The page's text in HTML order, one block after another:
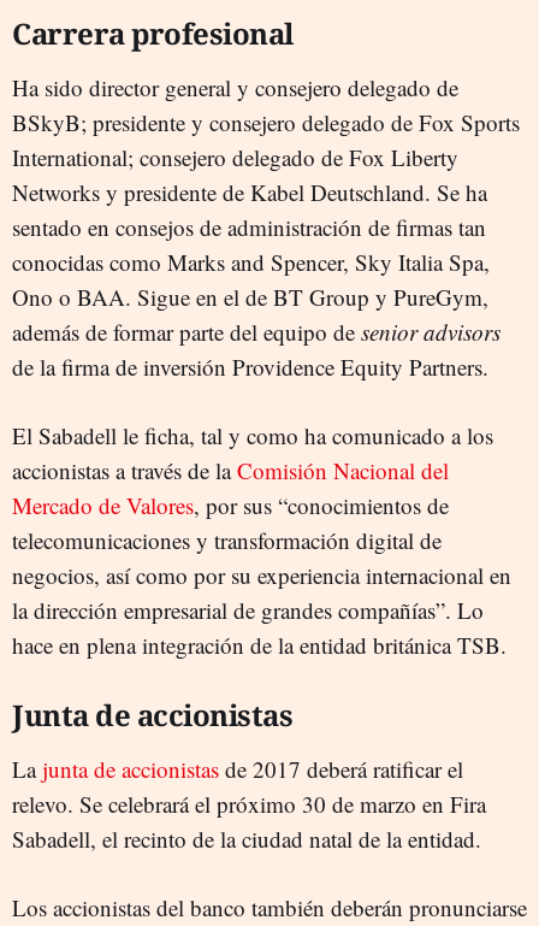
Carrera profesional
Ha sido director general y consejero delegado de
BSkyB; presidente y consejero delegado de Fox Sports
International; consejero delegado de Fox Liberty
Networks y presidente de Kabel Deutschland. Se ha
sentado en consejos de administración de firmas tan
conocidas como Marks and Spencer, Sky Italia Spa,
Ono o BAA. Sigue en el de BT Group y PureGym,
además de formar parte del equipo de senior advisors
de la firma de inversión Providence Equity Partners.
El Sabadell le ficha, tal y como ha comunicado a los
accionistas a través de laComisión Nacional del
Mercado de Valores, por sus “conocimientos de
telecomunicaciones y transformación digital de
negocios, así como por su experiencia internacional en
la dirección empresarial de grandes compañías”. Lo
hace en plena integración de la entidad británica TSB.
Junta de accionistas
Lajunta de accionistas de 2017 deberá ratificar el
relevo. Se celebrará el próximo 30 de marzo en Fira
Sabadell, el recinto de la ciudad natal de la entidad.
Los accionistas del banco también deberán pronunciarse